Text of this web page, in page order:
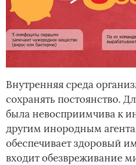
Внутренняя среда
сохранять постоянство.
была невосприимчива к
другим инородным
обеспечивает здоровый
входит обезвреживание